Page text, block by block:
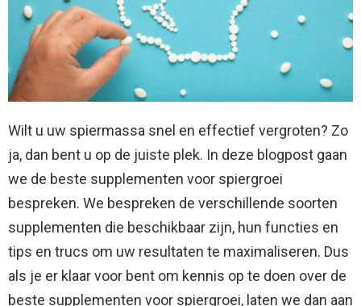
Wilt u uw spiermassa snel en effectief vergroten? Zo
ja, dan bent u op de juiste plek. In deze blogpost gaan
we de beste supplementen voor spiergroei
bespreken. We bespreken de verschillende soorten
supplementen die beschikbaar zijn, hun functies en
tips en trucs om uw resultaten te maximaliseren. Dus
als je er klaar voor bent om kennis op te doen over de
beste supplementen voor spiergroei, laten we dan aan